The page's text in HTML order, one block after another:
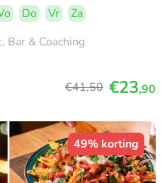
Do Vr
Za
Bar & Coaching
€41,50 €23,90
49% korting